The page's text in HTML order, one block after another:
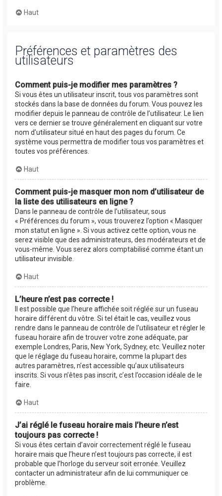
Haut
Préférences et paramètres des
utilisateurs
Comment puis-je modifier mes paramètres ?
Si vous êtes un utilisateur inscrit, tous vos paramètres sont
stockés dans la base de données du forum. Vous pouvez les
modifier depuis le panneau de contrôle de l’utilisateur. Le lien
vers ce dernier se trouve généralement en cliquant sur votre
nom d’utilisateur situé en haut des pages du forum. Ce
système vous permettra de modifier tous vos paramètres et
toutes vos préférences.
Haut
Comment puis-je masquer mon nom d’utilisateur de
la liste des utilisateurs en ligne ?
Dans le panneau de contrôle de l’utilisateur, sous
« Préférences du forum », vous trouverez l’option « Masquer
mon statut en ligne ». Si vous activez cette option, vous ne
serez visible que des administrateurs, des modérateurs et de
vous-même. Vous serez alors comptabilisé comme étant un
utilisateur invisible.
Haut
L’heure n’est pas correcte !
Il est possible que l’heure affichée soit réglée sur un fuseau
horaire différent du vôtre. Si tel était le cas, veuillez vous
rendre dans le panneau de contrôle de l’utilisateur et régler le
fuseau horaire afin de trouver votre zone adéquate, par
exemple Londres, Paris, New York, Sydney, etc. Veuillez noter
que le réglage du fuseau horaire, comme la plupart des
autres paramètres, n’est accessible qu’aux utilisateurs
inscrits. Si vous n’êtes pas inscrit, c’est l’occasion idéale de le
faire.
Haut
J’ai réglé le fuseau horaire mais l’heure n’est
toujours pas correcte !
Si vous êtes certain d’avoir correctement réglé le fuseau
horaire mais que l’heure n’est toujours pas correcte, il est
probable que l’horloge du serveur soit erronée. Veuillez
contacter un administrateur afin de lui communiquer ce
problème.